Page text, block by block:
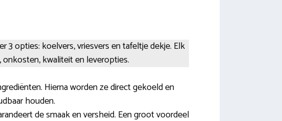
3 opties: koelvers, vriesvers en tafeltje dekje. Elk
kwaliteit en leveropties.
Hierna worden ze direct gekoeld en
houden.
de smaak en versheid. Een groot voordeel